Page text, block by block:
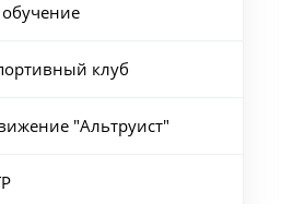
клуб
"Альтруист"